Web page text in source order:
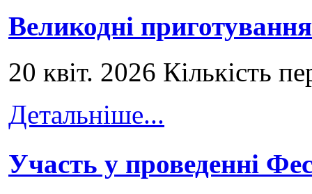
Великодні приготування
20 квіт. 2026 Кількість
Детальніше...
Участь у проведенні